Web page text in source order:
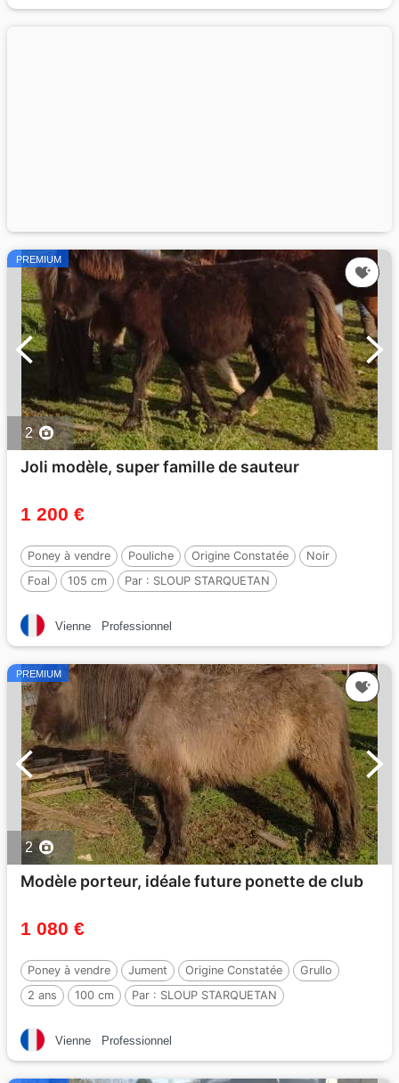
PREMIUM
2
Joli modèle, super famille de sauteur
1 200 €
Poney à vendre Pouliche Origine Constatée
Noir
Foal
105 cm Par : SLOUP STARQUETAN
Vienne Professionnel
PREMIUM
2
Modèle porteur, idéale future ponette de club
1 080 €
Poney à vendre Jument Origine Constatée
Grullo
2 ans
100 cm Par : SLOUP STARQUETAN
Vienne Professionnel